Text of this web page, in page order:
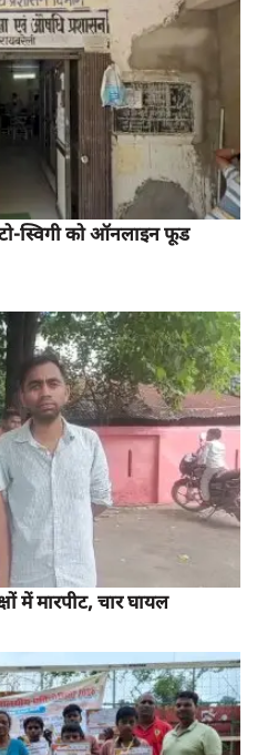
स्विगी को ऑनलाइन फूड
में मारपीट, चार घायल